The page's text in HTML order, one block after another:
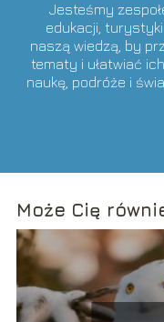
Jesteśmy
edukacji,
naszą wiedzą, by
tematy i ułatwiać
naukę, podróże i
Może Cię